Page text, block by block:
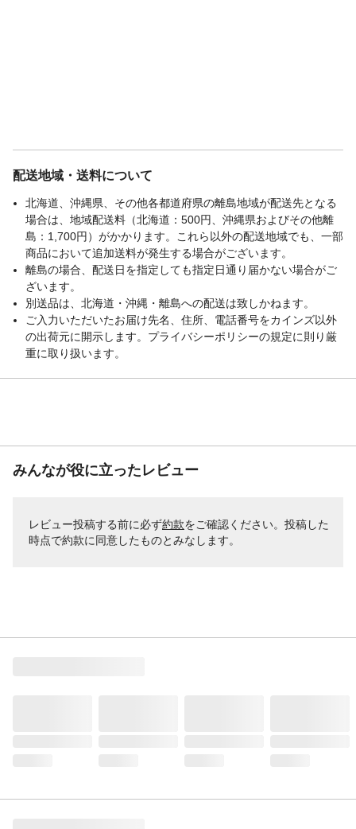
配送地域・送料について
北海道、沖縄県、その他各都道府県の離島地域が配送先となる
場合は、地域配送料（北海道：500円、沖縄県およびその他離
島：1,700円）がかかります。これら以外の配送地域でも、一部
商品において追加送料が発生する場合がございます。
離島の場合、配送日を指定しても指定日通り届かない場合がご
ざいます。
別送品は、北海道・沖縄・離島への配送は致しかねます。
ご入力いただいたお届け先名、住所、電話番号をカインズ以外
の出荷元に開示します。プライバシーポリシーの規定に則り厳
重に取り扱います。
みんなが役に立ったレビュー
レビュー投稿する前に必ず約款をご確認ください。投稿した
時点で約款に同意したものとみなします。